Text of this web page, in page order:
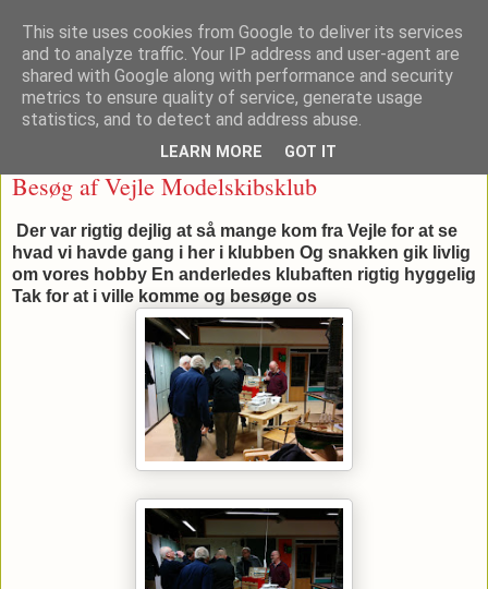
tirsdag den 22. marts 2016
Besøg af Vejle Modelskibsklub
Der var rigtig dejlig at så mange kom fra Vejle for at se
hvad vi havde gang i her i klubben Og snakken gik livlig
om vores hobby En anderledes klubaften rigtig hyggelig
Tak for at i ville komme og besøge os
This site uses cookies from Google to deliver its services
and to analyze traffic. Your IP address and user-agent are
shared with Google along with performance and security
metrics to ensure quality of service, generate usage
statistics, and to detect and address abuse.
LEARN MORE GOT IT